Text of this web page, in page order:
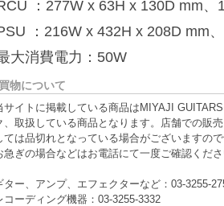
：277W x 63H x 130D mm、
：216W x 432H x 208D mm
大消費電力：50W
物について
サイトに掲載している商品はMIYAJI
、取扱している商品となります。店舗での販
ては品切れとなっている場合がございますので
急ぎの場合などはお電話にて一度ご確認くだ
ター、アンプ、エフェクターなど：03-3255-
コーディング機器：03-3255-3332